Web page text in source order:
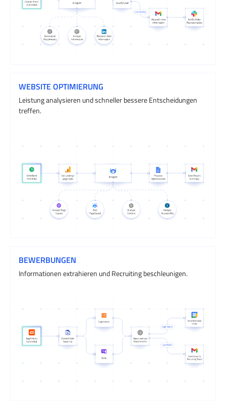
WEBSITE OPTIMIERUNG
Leistung analysieren und schneller bessere Entscheidungen
treffen.
BEWERBUNGEN
Informationen extrahieren und Recruiting beschleunigen.